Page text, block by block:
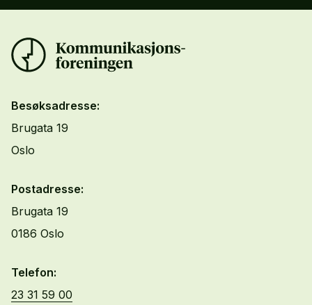
Besøksadresse:
Brugata 19
Oslo
Postadresse:
Brugata 19
0186 Oslo
Telefon:
23 31 59 00